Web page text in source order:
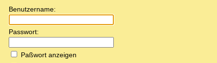
Benutzername:
Passwort:
Paßwort anzeigen